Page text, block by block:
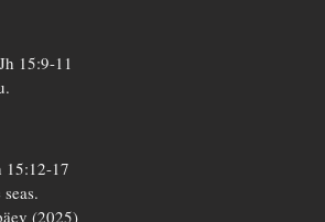
15:9-11
15:12-17
(2025)